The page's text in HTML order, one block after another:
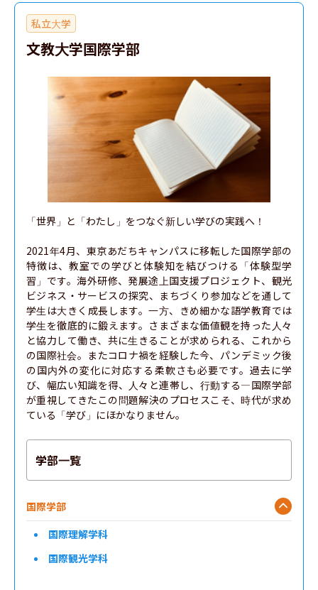
私立大学
文教大学国際学部
「世界」と「わたし」をつなぐ新しい学びの実践へ！
2021年4月、東京あだちキャンパスに移転した国際学部の
特徴は、教室での学びと体験知を結びつける「体験型学
習」です。海外研修、発展途上国支援プロジェクト、観光
ビジネス・サービスの探究、まちづくり参加などを通して
学生は大きく成長します。一方、きめ細かな語学教育では
学生を徹底的に鍛えます。さまざまな価値観を持った人々
と協力して働き、共に生きることが求められる、これから
の国際社会。またコロナ禍を経験した今、パンデミック後
の国内外の変化に対応する柔軟さも必要です。過去に学
び、幅広い知識を得、人々と連帯し、行動する―国際学部
が重視してきたこの問題解決のプロセスこそ、時代が求め
ている「学び」にほかなりません。
学部一覧
国際学部
国際理解学科
国際観光学科